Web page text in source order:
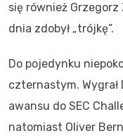
się również
dnia zdobył „trójkę”.
Do pojedynku
czternastym. Wygrał
awansu do SEC
natomiast Oliver